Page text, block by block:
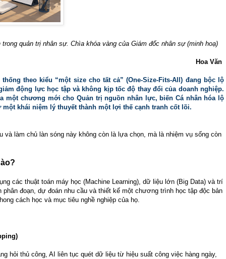
quản trị nhân sự. Chìa khóa vàng của Giám đốc nhân sự (minh hoạ)
Hoa Văn
theo kiểu “một size cho tất cả” (One-Size-Fits-All) đang bộc lộ
động lực học tập và không kịp tốc độ thay đổi của doanh nghiệp.
một chương mới cho Quản trị nguồn nhân lực, biến Cá nhân hóa lộ
một khái niệm lý thuyết thành một lợi thế cạnh tranh cốt lõi.
làm chủ làn sóng này không còn là lựa chọn, mà là nhiệm vụ sống còn
các thuật toán máy học (Machine Learning), dữ liệu lớn (Big Data) và trí
phân đoạn, dự đoán nhu cầu và thiết kế một chương trình học tập độc bản
cách học và mục tiêu nghề nghiệp của họ.
hỏi thủ công, AI liên tục quét dữ liệu từ hiệu suất công việc hàng ngày,